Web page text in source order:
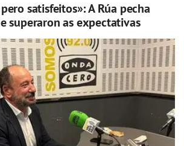
satisfeitos»: A Rúa pecha
superaron as expectativas